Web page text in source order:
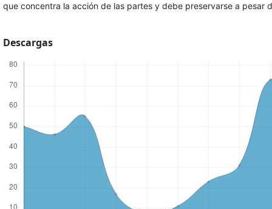
que concentra la acción de las partes y debe preservarse a pesar
Descargas